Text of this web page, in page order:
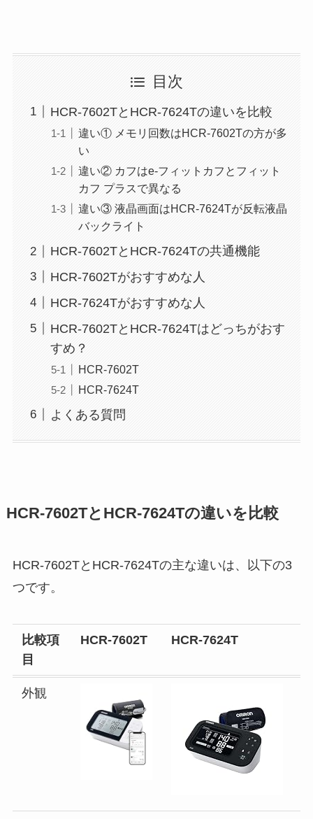
目次
HCR-7602TとHCR-7624Tの違いを比較
違い① メモリ回数はHCR-7602Tの方が多
い
違い② カフはe-フィットカフとフィット
カフ プラスで異なる
違い③ 液晶画面はHCR-7624Tが反転液晶
バックライト
HCR-7602TとHCR-7624Tの共通機能
HCR-7602Tがおすすめな人
HCR-7624Tがおすすめな人
HCR-7602TとHCR-7624Tはどっちがおす
すめ？
HCR-7602T
HCR-7624T
よくある質問
HCR-7602TとHCR-7624Tの違いを比較
HCR-7602TとHCR-7624Tの主な違いは、以下の3
つです。
比較項
目
HCR-7602T HCR-7624T
外観